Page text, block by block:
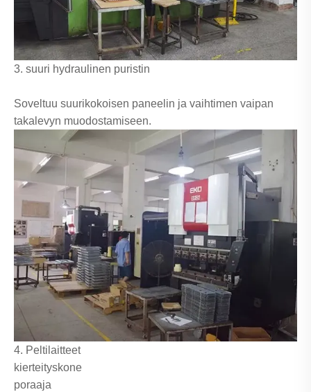
3. suuri hydraulinen puristin
Soveltuu suurikokoisen paneelin ja vaihtimen vaipan
takalevyn muodostamiseen.
4. Peltilaitteet
kierteityskone
poraaja